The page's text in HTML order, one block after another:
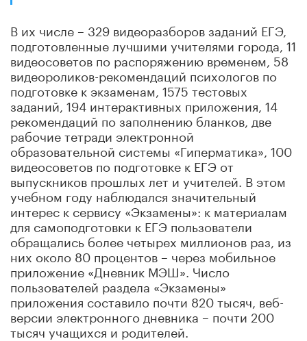
В их числе – 329 видеоразборов заданий ЕГЭ,
подготовленные лучшими учителями города, 11
видеосоветов по распоряжению временем, 58
видеороликов-рекомендаций психологов по
подготовке к экзаменам, 1575 тестовых
заданий, 194 интерактивных приложения, 14
рекомендаций по заполнению бланков, две
рабочие тетради электронной
образовательной системы «Гиперматика», 100
видеосоветов по подготовке к ЕГЭ от
выпускников прошлых лет и учителей. В этом
учебном году наблюдался значительный
интерес к сервису «Экзамены»: к материалам
для самоподготовки к ЕГЭ пользователи
обращались более четырех миллионов раз, из
них около 80 процентов – через мобильное
приложение «Дневник МЭШ». Число
пользователей раздела «Экзамены»
приложения составило почти 820 тысяч, веб-
версии электронного дневника – почти 200
тысяч учащихся и родителей.